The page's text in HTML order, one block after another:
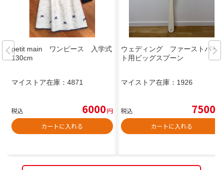
petit main ワンピース 入学式
130cm
マイストア在庫： 4871
税込 6000円
カートに入れる
ウェディング ファーストバイ
ト用ビッグスプーン
マイストア在庫： 1926
税込 7500
カートに入れる